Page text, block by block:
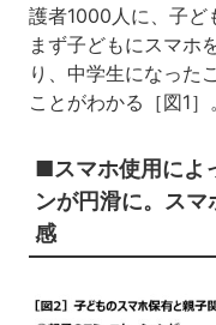
護者1000人に、子ど
まず子どもにスマホ
り、中学生になった
ことがわかる［図1］。
■スマホ使用によ
ンが円滑に。ス
感